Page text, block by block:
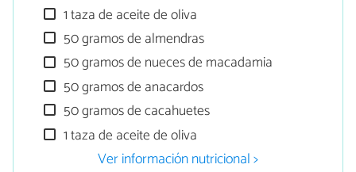
1 taza de aceite de oliva
50 gramos de almendras
50 gramos de nueces de macadamia
50 gramos de anacardos
50 gramos de cacahuetes
1 taza de aceite de oliva
Ver información nutricional >